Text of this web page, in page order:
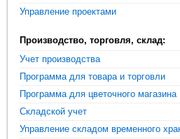
Управление проектами
Производство, торговля, склад:
Учет производства
Программа для товара и торговли
Программа для цветочного магазина
Складской учет
Управление складом временного